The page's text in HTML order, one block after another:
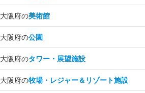
大阪府の美術館
大阪府の公園
大阪府のタワー・展望施設
大阪府の牧場・レジャー＆リゾート施設